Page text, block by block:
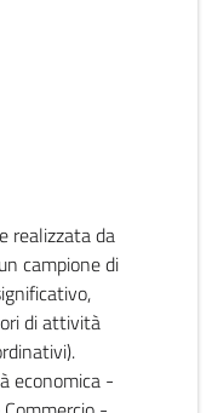
realizzata da
campione di
di attività
economica -